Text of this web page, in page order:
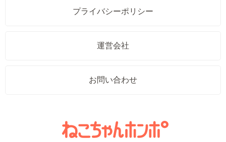
プライバシーポリシー
運営会社
お問い合わせ